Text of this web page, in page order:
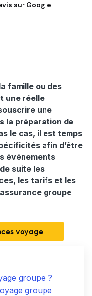
sur Google
famille ou des
une réelle
une
la préparation de
le cas, il est temps
afin d’être
événements
suite les
les tarifs et les
groupe
voyage
groupe ?
groupe